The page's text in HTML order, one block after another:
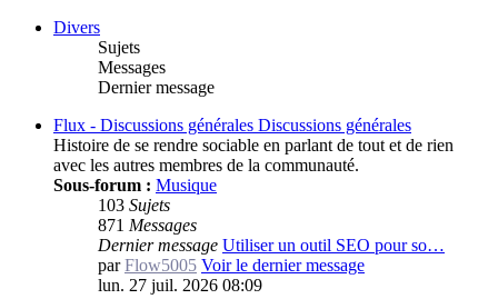
Divers
Sujets
Messages
Dernier message
Flux - Discussions générales Discussions générales
Histoire de se rendre sociable en parlant de tout et de rien
avec les autres membres de la communauté.
Sous-forum : Musique
103 Sujets
871 Messages
Dernier message Utiliser un outil SEO pour so…
parFlow5005 Voir le dernier message
lun. 27 juil. 2026 08:09